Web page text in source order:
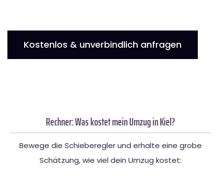
Kostenlos & unverbindlich anfragen
Rechner: Was kostet mein Umzug in Kiel?
Bewege die Schieberegler und erhalte eine grobe
Schätzung, wie viel dein Umzug kostet: